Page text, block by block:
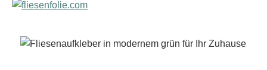
Bildergalerie überspringen